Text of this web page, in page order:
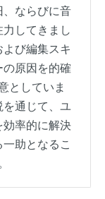
ならびに音
してきまし
び編集スキ
原因を的確
としていま
通じて、ユ
率的に解決
助となるこ